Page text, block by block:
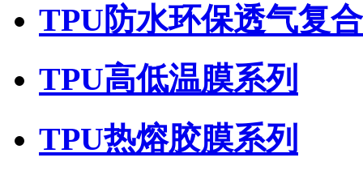
TPU防水环保透气复
TPU高低温膜系列
TPU热熔胶膜系列